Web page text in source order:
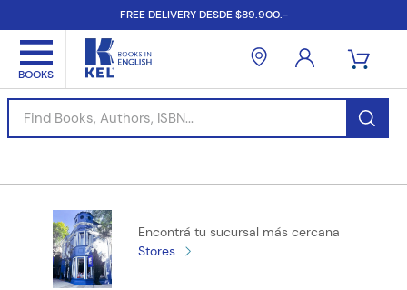
FREE DELIVERY DESDE $89.900.-
Find Books, Authors, ISBN...
Encontrá tu sucursal más cercana
Stores